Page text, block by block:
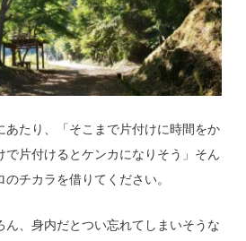
あたり、「そこまで片付けに時間をか
で片付けるとケンカになりそう」そん
チカラを借りてください。
ん、身内だとつい忘れてしまいそうな